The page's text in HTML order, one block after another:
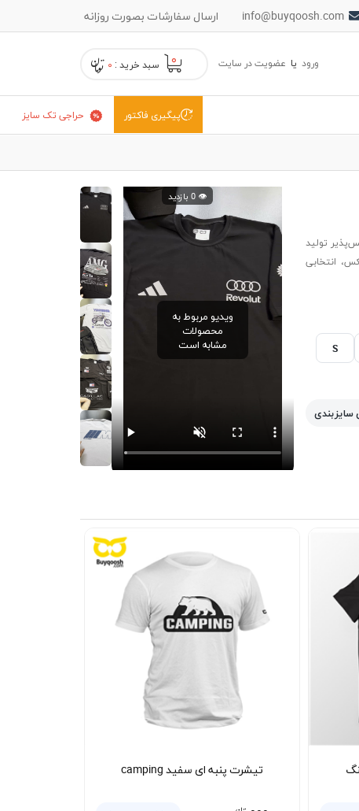
ارسال سفارشات بصورت روزانه info@buyqoosh.com
۰ سبد خرید : ۰ ورود یا عضویت در سایت
حراجی تک سایز پیگیری فاکتور
تولید
انتخابی
S
سایزبندی
👁️ 0 بازدید
ویدیو مربوط به
محصولات
مشابه است
تیشرت پنبه ای سفید camping